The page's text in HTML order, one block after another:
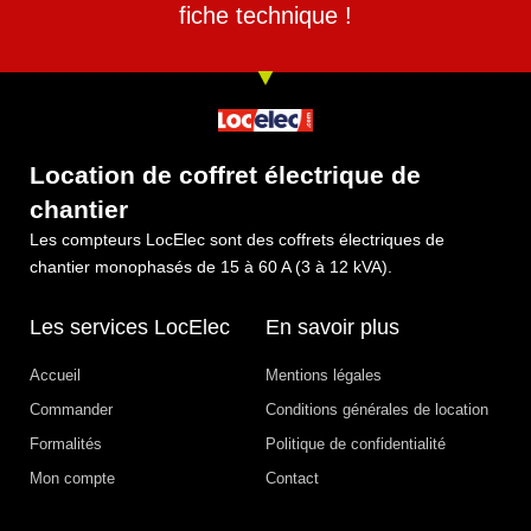
fiche technique !
Location de coffret électrique de
chantier
Les compteurs LocElec sont des coffrets électriques de
chantier monophasés de 15 à 60 A (3 à 12 kVA).
Les services LocElec
Accueil
Commander
Formalités
Mon compte
En savoir plus
Mentions légales
Conditions générales de location
Politique de confidentialité
Contact